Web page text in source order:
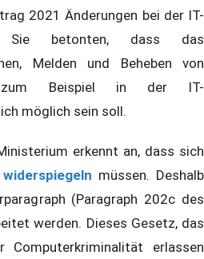
2021 Änderungen bei der IT-
Sie betonten, dass das
Melden und Beheben von
zum Beispiel in der IT-
möglich sein soll.
erkennt an, dass sich
müssen. Deshalb
(Paragraph 202c des
werden. Dieses Gesetz, das
erlassen